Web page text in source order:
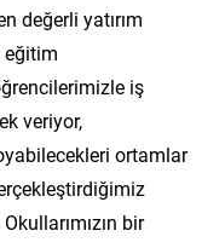
değerli yatırım
eğitim
iş
veriyor,
ortamlar
bir